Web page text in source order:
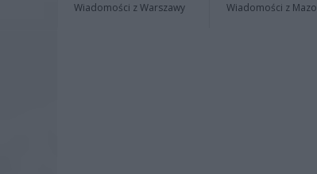
Wiadomości z Warszawy Wiadomości z